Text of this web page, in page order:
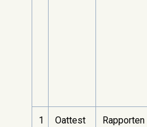
1
Oattest
Rapporten